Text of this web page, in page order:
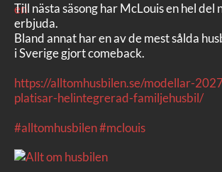
Till nästa säsong har McLouis en hel del
erbjuda.
Bland annat har en av de mest sålda
i Sverige gjort comeback.
https://alltomhusbilen.se/modellar-
platisar-helintegrerad-familjehusbil/
#alltomhusbilen#mclouis